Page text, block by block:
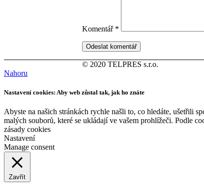
Komentář *
© 2020 TELPRES s.r.o.
Nahoru
Nastavení cookies: Aby web zůstal tak, jak ho znáte
Abyste na našich stránkách rychle našli to, co hledáte, ušetřili
malých souborů, které se ukládají ve vašem prohlížeči. Podle
zásady cookies
Nastavení
Manage consent
Zavřít